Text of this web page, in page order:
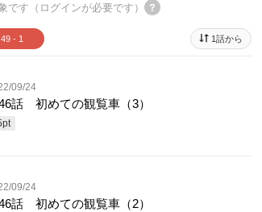
です（ログインが必要です）
49 - 1 1話から
09/24
話 初めての観覧車（3）
pt
09/24
話 初めての観覧車（2）